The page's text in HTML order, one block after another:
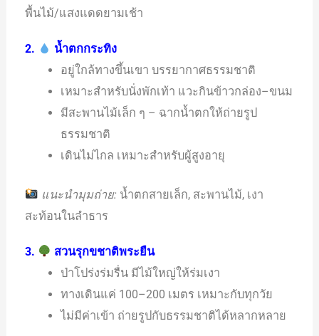
พื้นไม้/แสงแดดยามเช้า
2.
น้ำตกกระทิง
อยู่ใกล้ทางขึ้นเขา บรรยากาศธรรมชาติ
เหมาะสำหรับนั่งพักเท้า แวะกินข้าวกล่อง–ขนม
มีสะพานไม้เล็ก ๆ – ฉากน้ำตกให้ถ่ายรูป
ธรรมชาติ
เดินไม่ไกล เหมาะสำหรับผู้สูงอายุ
แนะนำมุมถ่าย: น้ำตกสายเล็ก, สะพานไม้, เงา
สะท้อนในลำธาร
3.
สวนรุกขชาติพระยืน
ป่าโปร่งร่มรื่น มีไม้ใหญ่ให้ร่มเงา
ทางเดินแค่ 100–200 เมตร เหมาะกับทุกวัย
ไม่มีค่าเข้า ถ่ายรูปกับธรรมชาติได้หลากหลาย